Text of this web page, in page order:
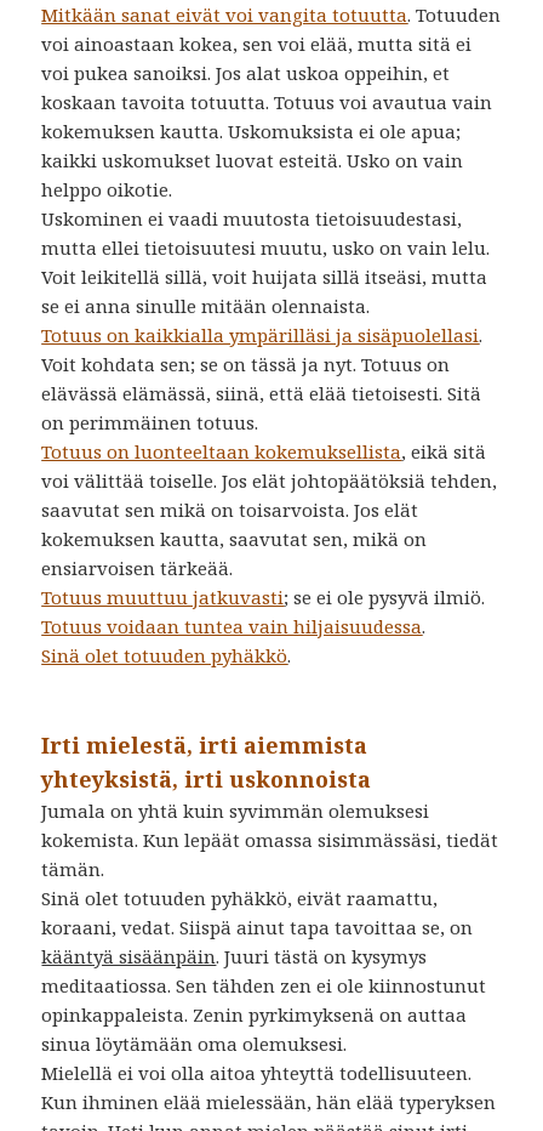
Mitkään sanat eivät voi vangita totuutta. Totuuden
voi ainoastaan kokea, sen voi elää, mutta sitä ei
voi pukea sanoiksi. Jos alat uskoa oppeihin, et
koskaan tavoita totuutta. Totuus voi avautua vain
kokemuksen kautta. Uskomuksista ei ole apua;
kaikki uskomukset luovat esteitä. Usko on vain
helppo oikotie.
Uskominen ei vaadi muutosta tietoisuudestasi,
mutta ellei tietoisuutesi muutu, usko on vain lelu.
Voit leikitellä sillä, voit huijata sillä itseäsi, mutta
se ei anna sinulle mitään olennaista.
Totuus on kaikkialla ympärilläsi ja sisäpuolellasi.
Voit kohdata sen; se on tässä ja nyt. Totuus on
elävässä elämässä, siinä, että elää tietoisesti. Sitä
on perimmäinen totuus.
Totuus on luonteeltaan kokemuksellista, eikä sitä
voi välittää toiselle. Jos elät johtopäätöksiä tehden,
saavutat sen mikä on toisarvoista. Jos elät
kokemuksen kautta, saavutat sen, mikä on
ensiarvoisen tärkeää.
Totuus muuttuu jatkuvasti; se ei ole pysyvä ilmiö.
Totuus voidaan tuntea vain hiljaisuudessa.
Sinä olet totuuden pyhäkkö.
Irti mielestä, irti aiemmista
yhteyksistä, irti uskonnoista
Jumala on yhtä kuin syvimmän olemuksesi
kokemista. Kun lepäät omassa sisimmässäsi, tiedät
tämän.
Sinä olet totuuden pyhäkkö, eivät raamattu,
koraani, vedat. Siispä ainut tapa tavoittaa se, on
kääntyä sisäänpäin. Juuri tästä on kysymys
meditaatiossa. Sen tähden zen ei ole kiinnostunut
opinkappaleista. Zenin pyrkimyksenä on auttaa
sinua löytämään oma olemuksesi.
Mielellä ei voi olla aitoa yhteyttä todellisuuteen.
Kun ihminen elää mielessään, hän elää typeryksen